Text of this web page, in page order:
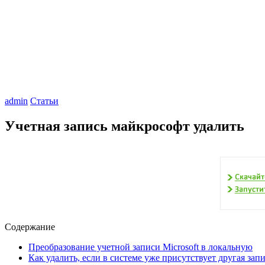
admin Статьи
Учетная запись майкрософт удалить
Содержание
Преобразование учетной записи Microsoft в локальную
Как удалить, если в системе уже присутствует другая